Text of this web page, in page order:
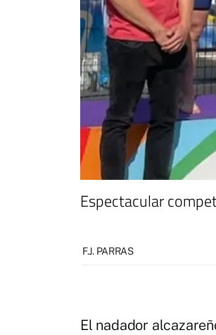
Espectacular
F.J. PARRAS
El nadador